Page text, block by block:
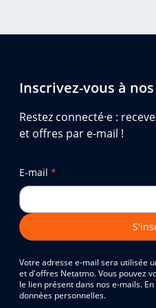
Inscrivez-vous à
Restez connecté·e :
et offres par e-mail !
E-mail *
Votre adresse e-mail sera utilisée
et d'offres Netatmo. Vous pouvez
le lien présent dans nos e-mails.
données personnelles.